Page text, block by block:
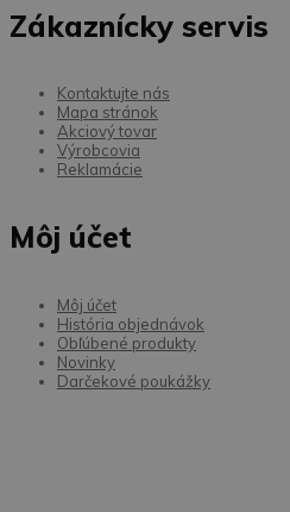
Zákaznícky servis
Kontaktujte nás
Mapa stránok
Akciový tovar
Výrobcovia
Reklamácie
Môj účet
Môj účet
História objednávok
Obľúbené produkty
Novinky
Darčekové poukážky